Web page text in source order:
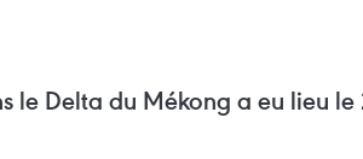
le Delta du Mékong a eu lieu